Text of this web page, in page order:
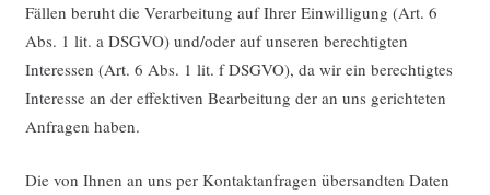
Fällen beruht die Verarbeitung auf Ihrer Einwilligung (Art. 6
Abs. 1 lit. a DSGVO) und/oder auf unseren berechtigten
Interessen (Art. 6 Abs. 1 lit. f DSGVO), da wir ein berechtigtes
Interesse an der effektiven Bearbeitung der an uns gerichteten
Anfragen haben.
Die von Ihnen an uns per Kontaktanfragen übersandten Daten